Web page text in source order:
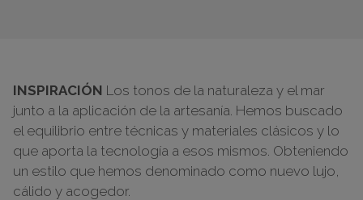
INSPIRACIÓN Los tonos de la naturaleza y el mar
junto a la aplicación de la artesanía. Hemos buscado
el equilibrio entre técnicas y materiales clásicos y lo
que aporta la tecnología a esos mismos. Obteniendo
un estilo que hemos denominado como nuevo lujo,
cálido y acogedor.